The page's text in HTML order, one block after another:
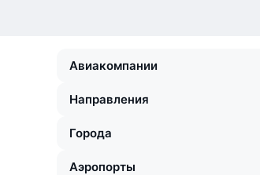
Авиакомпании
Направления
Города
Аэропорты